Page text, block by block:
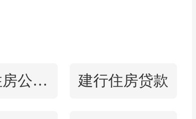
苏州中国花卉植物
游专线，途经30多
盐城住房公积金查询 建行住房贷款